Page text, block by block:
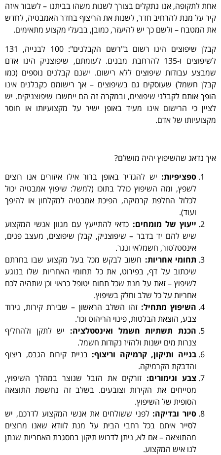
אחת לתקופה, אנו נתקלים בצורך לשנות משהו בביתנו – לשבור איזה
קיר על מנת להרחיב חדר, לשנות את הריצוף בחדר האמבטיה, לחדש
את המטבח – ולשם כך יש להיעזר, כמובן, בבעלי מקצוע מתאימים.
קבלן שיפוצים הינו רשום ב"רשם הקבלנים": 100 לבנייה, 131
לשיפוצים ו-135 להרחבת מבנים. לעומתם, שיפוצניק הינו אדם
שמבצע עבודות שיפוצים ללא רישום. ישנם קבלנים נוספים (כמו
קבלן חשמל) שעוסקים גם בשיפוצים – אך רישומם כקבלנים אינו
הופך אותם לקבלני שיפוצים, ובמקרה זה הם ייחשבו שיפוצניקים. יש
לציין כי הרישום אינו מעיד באופן ישיר על מקצועיותו או חוסר
מקצועיותו של אדם.
איך נדאג שהשיפוץ יהיה מושלם?
ספציפיות: יש להגדיר באופן ברור אילו איזורים אנו רוצים
לשפץ, ומה השיפוץ כולל בתוכו (למשל: שיפוץ אמבטיה יכול
לכלול החלפת קרמיקה, הפיכת אמבטיה למקלחון או להיפך
ועוד).
ייעוץ של מומחים: כדאי להתייעץ עם מגוון אנשי המקצוע
שיש להם יד בדבר – שיפוצניק, קבלן שיפוצים, מעצב פנים,
אינסטלטור, חשמלאי ונגר.
תחומי אחריות: חשוב לבקש מכל בעל מקצוע שבו בחרתם
שיכתוב על דף, בפירוט, את כל תחומי האחריות שלו בנוגע
לשיפוץ – זאת על מנת שכל תחום יטופל כראוי וכן שתהיה לכם
אחריות על כל שלב וחלק בשיפוץ.
השיפוץ מתחיל: זהו השלב הראשון – שבירת קירות, גירוד
צבע, הוצאת הבלטות, פינוי הריהוט וכו'.
הכנת תשתיות חשמל ואינסטלציה: יש לתקן ולהחליף
צנרות מים ישנות ולהזיז נקודות חשמל.
בנייה ותיקון, קרמיקה וריצוף: בניית קירות הגבס, ריצוף
והדבקת הקרמיקה.
צבע וגימורים: זורקים את הזבל שנוצר במהלך השיפוץ,
מטייחים את הקירות וצובעים. בשלב זה נחשפת התוצאה
הסופית של השיפוץ.
סיור ובדיקה:לפני ששולחים את אנשי המקצוע לדרכם, יש
לסייר איתם בכל רחבי הבית על מנת לוודא שאנו מרוצים
מהתוצאה – אם לא, ניתן לדרוש תיקון במסגרת האחריות שנתן
לנו איש המקצוע.